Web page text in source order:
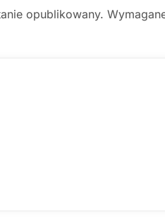
opublikowany.